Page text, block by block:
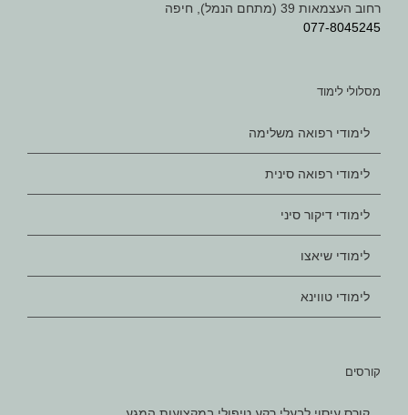
רחוב העצמאות 39 (מתחם הנמל), חיפה
077-8045245
מסלולי לימוד
לימודי רפואה משלימה
לימודי רפואה סינית
לימודי דיקור סיני
לימודי שיאצו
לימודי טווינא
קורסים